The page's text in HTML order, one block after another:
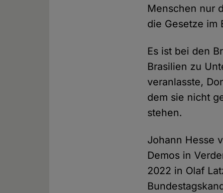
Menschen nur
die Gesetze im
Es ist bei den
Brasilien zu
veranlasste,
dem sie nicht
stehen.
Johann Hesse
Demos in
2022 in Olaf